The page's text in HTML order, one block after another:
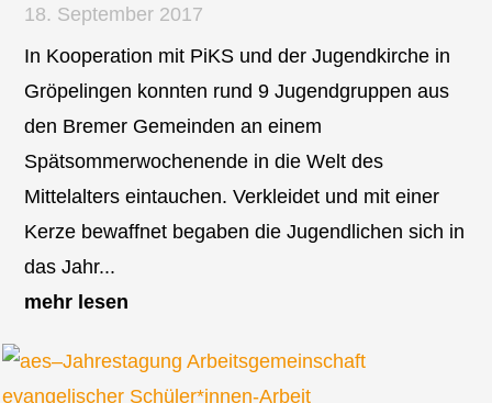
18. September 2017
In Kooperation mit PiKS und der Jugendkirche in
Gröpelingen konnten rund 9 Jugendgruppen aus
den Bremer Gemeinden an einem
Spätsommerwochenende in die Welt des
Mittelalters eintauchen. Verkleidet und mit einer
Kerze bewaffnet begaben die Jugendlichen sich in
das Jahr...
mehr lesen